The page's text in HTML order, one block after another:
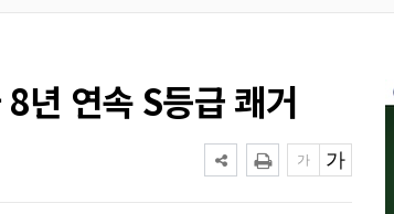
년 연속 S등급 쾌거